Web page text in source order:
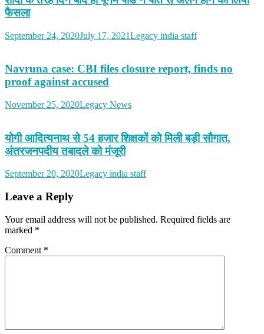
फैसला
September 24, 2020July 17, 2021Legacy india staff
Navruna case: CBI files closure report, finds no
proof against accused
November 25, 2020Legacy News
योगी आदित्यनाथ से 54 हजार शिक्षकों को मिली बड़ी सौगात,
अंतरजनपदीय तबादले को मंजूरी
September 20, 2020Legacy india staff
Leave a Reply
Your email address will not be published. Required fields are
marked *
Comment *